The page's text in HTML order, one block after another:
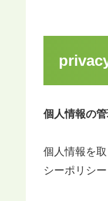
個人情報の
個人情報を
シーポリシ